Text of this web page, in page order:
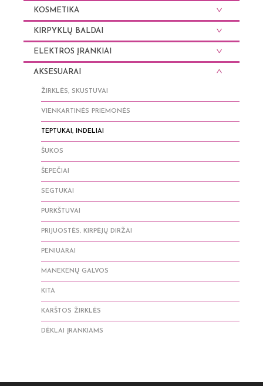
KOSMETIKA
KIRPYKLŲ BALDAI
ELEKTROS ĮRANKIAI
AKSESUARAI
ŽIRKLĖS, SKUSTUVAI
VIENKARTINĖS PRIEMONĖS
TEPTUKAI, INDELIAI
ŠUKOS
ŠEPEČIAI
SEGTUKAI
PURKŠTUVAI
PRIJUOSTĖS, KIRPĖJŲ DIRŽAI
PENIUARAI
MANEKENŲ GALVOS
KITA
KARŠTOS ŽIRKLĖS
DĖKLAI ĮRANKIAMS